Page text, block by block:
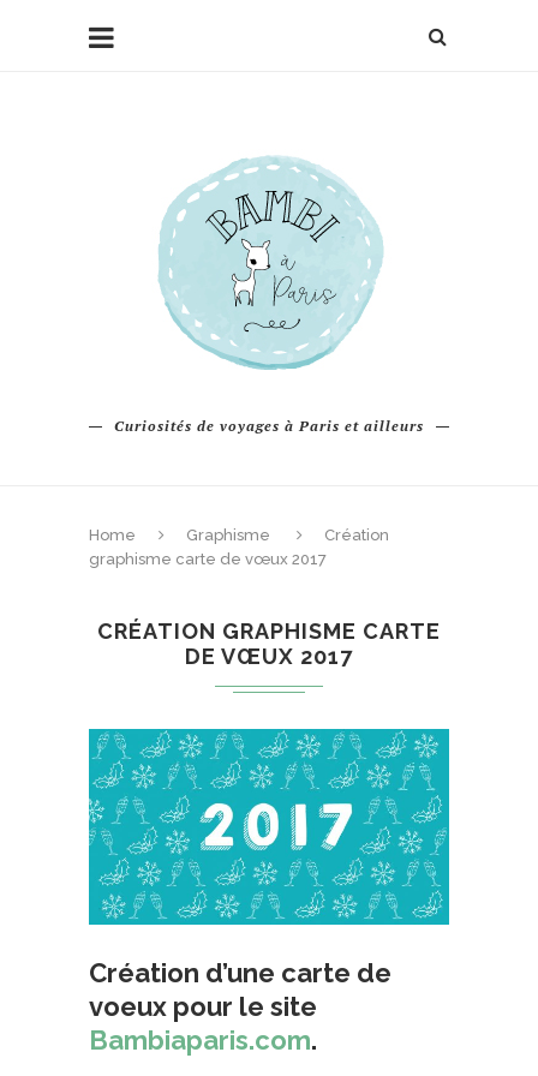
Curiosités de voyages à Paris et ailleurs
Home Graphisme
Création
graphisme carte de vœux 2017
CRÉATION GRAPHISME CARTE
DE VŒUX 2017
Création d’une carte de
voeux pour le site
Bambiaparis.com.